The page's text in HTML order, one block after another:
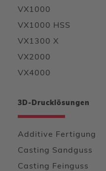
VX1000
VX1000 HSS
VX1300 X
VX2000
VX4000
3D-Drucklösungen
Additive Fertigung
Casting Sandguss
Casting Feinguss